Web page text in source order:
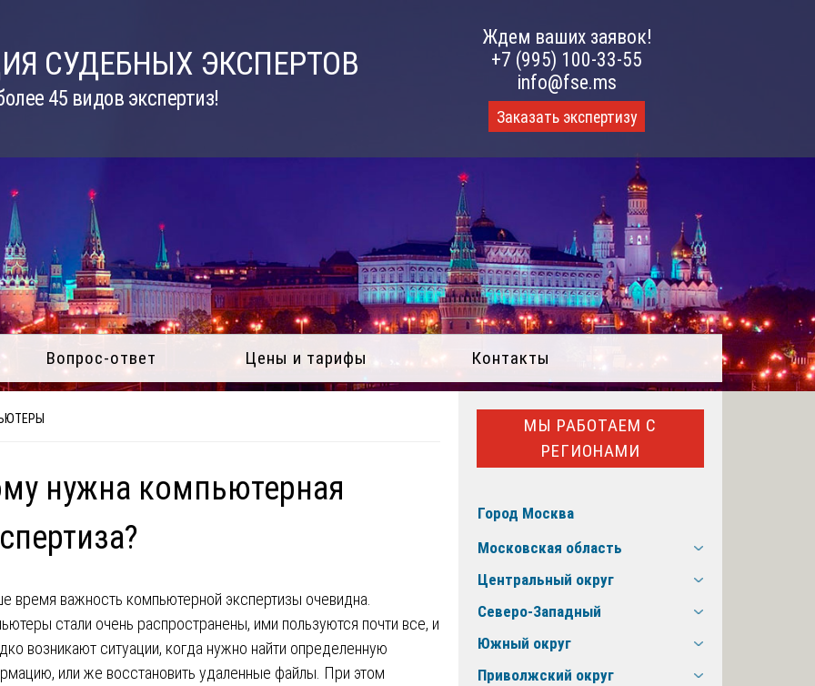
СУДЕБНЫХ ЭКСПЕРТОВ
45 видов экспертиз!
Ждем ваших заявок!
+7 (995) 100-33-55
info@fse.ms
Заказать экспертизу
Вопрос-ответ Цены и тарифы Контакты
нужна компьютерная
время важность компьютерной экспертизы очевидна.
стали очень распространены, ими пользуются почти все, и
возникают ситуации, когда нужно найти определенную
или же восстановить удаленные файлы. При этом
МЫ РАБОТАЕМ С
РЕГИОНАМИ
Город Москва
Московская область
Центральный округ
Северо-Западный
Южный округ
Приволжский округ